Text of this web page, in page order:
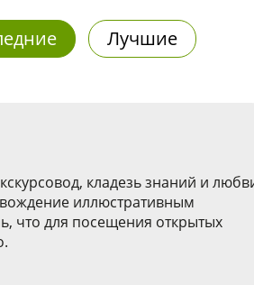
Лучшие
кладезь знаний и
иллюстративным
что для посещения открытых